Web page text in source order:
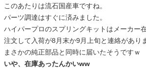
このあたりは流石国産車ですね。
パーツ調達はすぐに済みました。
ハイパープロのスプリングキットはメーカー
注文して入荷が8月末か9月上旬と連絡があり
まさかの純正部品と同時に届いたそうですｗ
いや、在庫あったんかいww